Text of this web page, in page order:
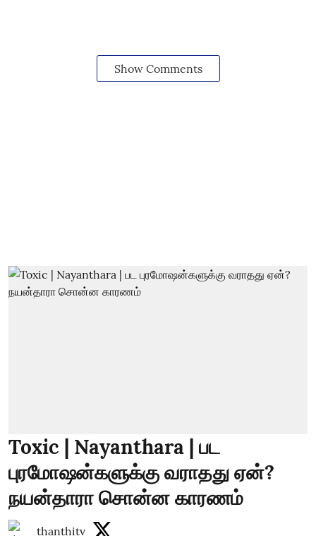
Show Comments
Toxic | Nayanthara | பட
புரமோஷன்களுக்கு வராதது ஏன்?
நயன்தாரா சொன்ன காரணம்
thanthitv